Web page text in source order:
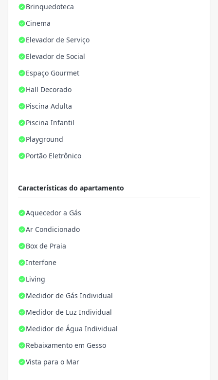
Brinquedoteca
Cinema
Elevador de Serviço
Elevador de Social
Espaço Gourmet
Hall Decorado
Piscina Adulta
Piscina Infantil
Playground
Portão Eletrônico
Características do apartamento
Aquecedor a Gás
Ar Condicionado
Box de Praia
Interfone
Living
Medidor de Gás Individual
Medidor de Luz Individual
Medidor de Água Individual
Rebaixamento em Gesso
Vista para o Mar